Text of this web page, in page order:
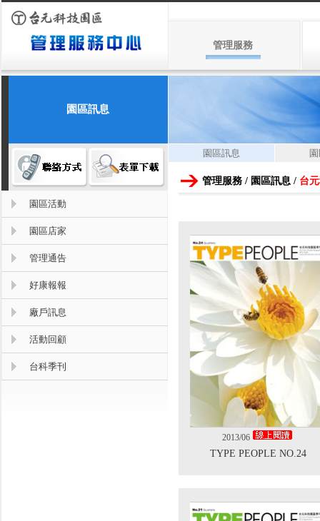
管理服務
園區訊息
園區活動
園區店家
管理通告
好康報報
廠戶訊息
活動回顧
台科季刊
園區訊息
管理服務 / 園區訊息 / 台
2013/06
TYPE PEOPLE NO.24